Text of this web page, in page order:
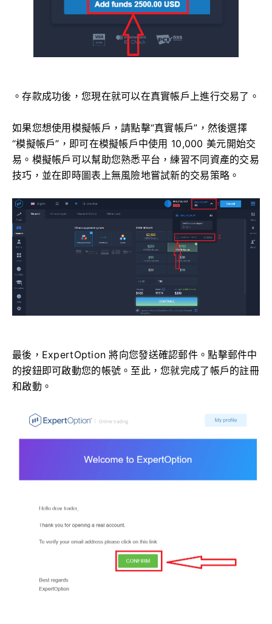
。存款成功後，您現在就可以在真實帳戶上進行交易了。
如果您想使用模擬帳戶，請點擊“真實帳戶”，然後選擇
“模擬帳戶”，即可在模擬帳戶中使用 10,000 美元開始交
易。模擬帳戶可以幫助您熟悉平台，練習不同資產的交易
技巧，並在即時圖表上無風險地嘗試新的交易策略。
最後，ExpertOption 將向您發送確認郵件。點擊郵件中
的按鈕即可啟動您的帳號。至此，您就完成了帳戶的註冊
和啟動。